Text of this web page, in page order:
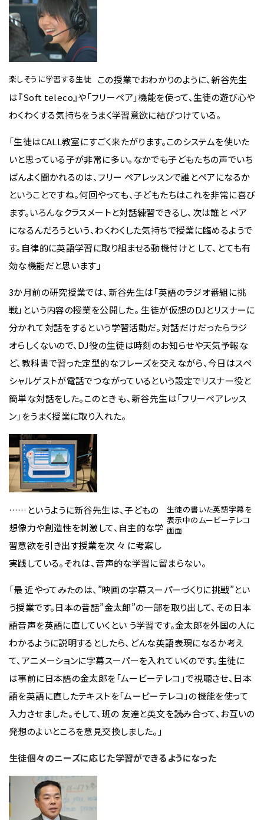
楽しそうに学習する生徒 この授業でおわかりのように、新谷先生
は『Soft teleco』や「フリーペア」機能を使って、生徒の遊び心や
わくわくする気持ちをうまく学習意欲に結びつけている。
「生徒はCALL教室にすごく来たがります。このシステムを使いた
いと思っている子が非常に多い。なかでも子どもたちの声でいち
ばんよく聞かれるのは、フリー ペアレッスンで誰とペアになるか
ということですね。何回やっても、子どもたちはこれを非常に喜び
ます。いろんなクラスメートと対話練習できるし、次は誰と ペア
になるんだろうという、わくわくした気持ちで授業に臨めるようで
す。自律的に英語学習に取り組ませる動機付けと して、とても有
効な機能だと思います」
3か月前の研究授業では、新谷先生は「英語のラジオ番組に挑
戦」という内容の授業を公開した。 生徒が仮想のDJとリスナーに
分かれて対話をするという学習活動だ。対話だけだったらラジ
オらしくないので、DJ役の生徒は時刻のお知らせや天気予報な
ど、教科書で習った定型的なフレーズを交えながら、今日はスペ
シャルゲストが電話でつながっているという設定でリスナー役と
簡単な対話をした。このとき も、新谷先生は「フリーペアレッス
ン」をうまく授業に取り入れた。
生徒の書いた英語字幕を
表示中のムービーテレコ
画面
……というように新谷先生は、子どもの
想像力や創造性を刺激して、自主的な学
習意欲を引き出す授業を次 々 に考案し
実践している。それは、音声的な学習に留まらない。
「最 近やってみたのは、”映画の字幕スーパーづくりに挑戦”とい
う授業です。日本の昔話”金太郎”の一部を取り出して、その日本
語音声を英語に直していくとい う学習です。金太郎を外国の人に
わかるように説明するとしたら、どんな英語表現になるか考え
て、アニメーションに字幕スーパーを入れていくのです。生徒に
は事前に日本語の金太郎を「ムービーテレコ」で視聴させ、日本
語を英語に直したテキストを「ムービーテレコ」の機能を使って
入力させました。そして、班の 友達と英文を読み合って、お互いの
発想のよいところを意見交換しました。」
生徒個々のニーズに応じた学習ができるようになった